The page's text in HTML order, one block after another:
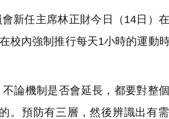
新任主席林正財今日（14日）
校內強制推行每天1小時的運動
論機制是否會延長，都要對整
。預防有三層，然後辨識出有